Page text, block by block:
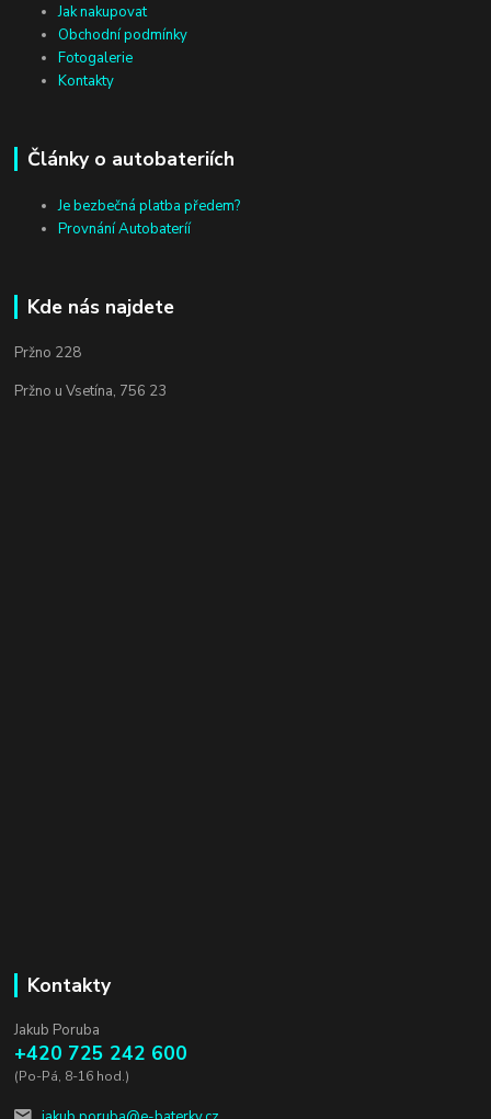
Jak nakupovat
Obchodní podmínky
Fotogalerie
Kontakty
Články o autobateriích
Je bezbečná platba předem?
Provnání Autobateríí
Kde nás najdete
Pržno 228
Pržno u Vsetína, 756 23
Kontakty
Jakub Poruba
+420 725 242 600
(Po-Pá, 8-16 hod.)